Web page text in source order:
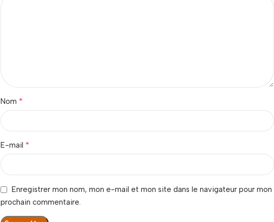
Nom *
E-mail *
Enregistrer mon nom, mon e-mail et mon site dans le navigateur pour mon
prochain commentaire.